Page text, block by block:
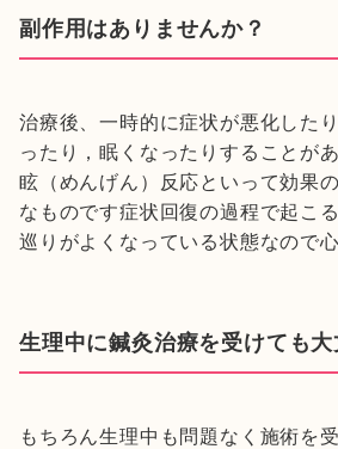
副作用はありませんか？
治療後、一時的に症状が悪化した
ったり，眠くなったりすることが
眩（めんげん）反応といって効果
なものです症状回復の過程で起こ
巡りがよくなっている状態なので
生理中に鍼灸治療を受けても大
もちろん生理中も問題なく施術を